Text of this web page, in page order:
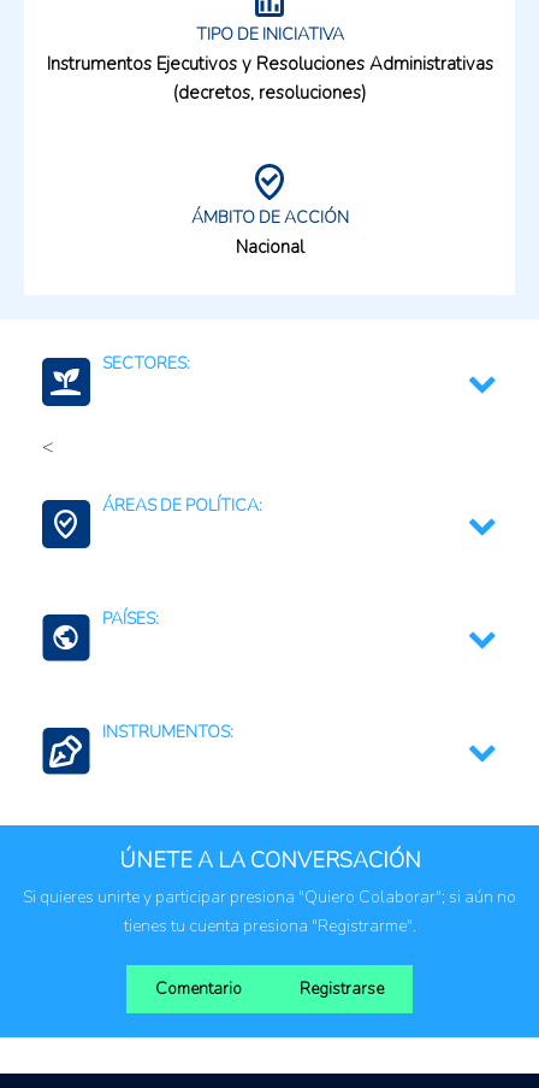
TIPO DE INICIATIVA
Instrumentos Ejecutivos y Resoluciones Administrativas
(decretos, resoluciones)
ÁMBITO DE ACCIÓN
Nacional
SECTORES:
<
ÁREAS DE POLÍTICA:
PAÍSES:
INSTRUMENTOS:
ÚNETE A LA CONVERSACIÓN
Si quieres unirte y participar presiona "Quiero Colaborar"; si aún no
tienes tu cuenta presiona "Registrarme".
Comentario Registrarse